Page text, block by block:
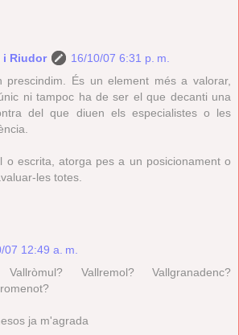
i Riudor
16/10/07 6:31 p. m.
prescindim. És un element més a valorar,
ni tampoc ha de ser el que decanti una
del que diuen els especialistes o les
o escrita, atorga pes a un posicionament o
les totes.
07 12:49 a. m.
Vallròmul? Vallremol? Vallgranadenc?
ja m'agrada